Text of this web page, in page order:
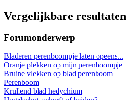
Vergelijkbare resultaten
Forumonderwerp
Bladeren perenboompje laten opeens...
Oranje plekken op mijn perenboompje
Bruine vlekken op blad perenboom
Perenboom
Krullend blad hedychium